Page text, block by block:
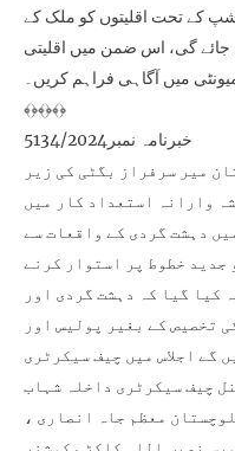
کے تحت اقلیتوں کو ملک کے
جائے گی، اس ضمن میں اقلیتی
میں آگاہی فراہم کریں۔
﴾﴿﴾﴿﴾﴿
خبرنامہ نمبر5134/2024
میر سرفراز بگٹی کی زیر
وارانہ استعداد کار میں
دہشت گردی کے واقعات سے
جدید خطوط پر استوار کرنے
کیا گیا کہ دہشت گردی اور
تخصیص کے بغیر پولیس اور
گے اجلاس میں چیف سیکرٹری
چیف سیکرٹری داخلہ شہاب
معظم جاہ انصاری ،